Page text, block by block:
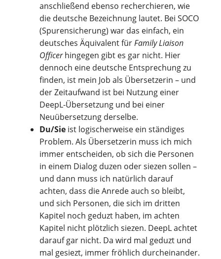
anschließend ebenso recherchieren, wie
die deutsche Bezeichnung lautet. Bei SOCO
(Spurensicherung) war das einfach, ein
deutsches Äquivalent fürFamily Liaison
Officerhingegen gibt es gar nicht. Hier
dennoch eine deutsche Entsprechung zu
finden, ist mein Job als Übersetzerin – und
der Zeitaufwand ist bei Nutzung einer
DeepL-Übersetzung und bei einer
Neuübersetzung derselbe.
Du/Sie ist logischerweise ein ständiges
Problem. Als Übersetzerin muss ich mich
immer entscheiden, ob sich die Personen
in einem Dialog duzen oder siezen sollen –
und dann muss ich natürlich darauf
achten, dass die Anrede auch so bleibt,
und sich Personen, die sich im dritten
Kapitel noch geduzt haben, im achten
Kapitel nicht plötzlich siezen. DeepL achtet
darauf gar nicht. Da wird mal geduzt und
mal gesiezt, immer fröhlich durcheinander.